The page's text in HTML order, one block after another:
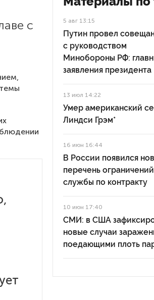
с 5 авг 13:15
Путин провел
с руководством
Минобороны РФ:
заявления президента
13 июл 14:22
Умер американский
Линдси Грэм*
16 июн 16:44
В России появился
перечень
службы по контракту
10 июн 17:40
СМИ: в США
новые случаи
поедающими плоть